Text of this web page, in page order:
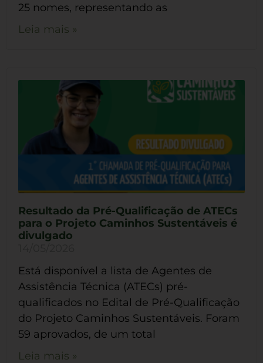
25 nomes, representando as
Leia mais »
Resultado da Pré-Qualificação de ATECs
para o Projeto Caminhos Sustentáveis é
divulgado
Está disponível a lista de Agentes de
Assistência Técnica (ATECs) pré-
qualificados no Edital de Pré-Qualificação
do Projeto Caminhos Sustentáveis. Foram
59 aprovados, de um total
Leia mais »